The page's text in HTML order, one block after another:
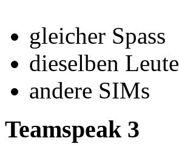
gleicher Spass
dieselben Leute
andere SIMs
Teamspeak 3